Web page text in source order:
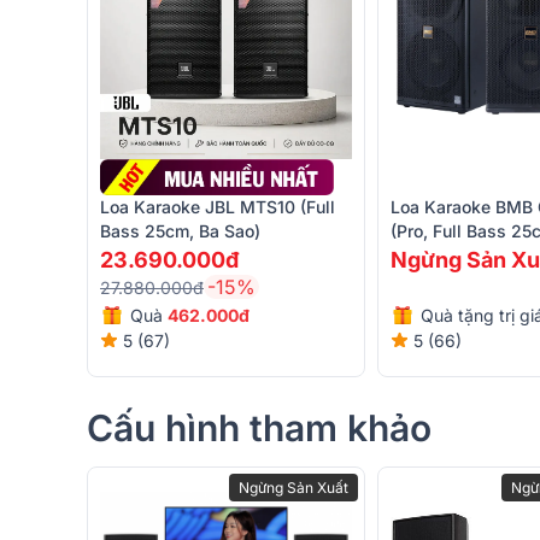
Về vẻ ngoài không thay đổi nhiều, vẫn mang
đến từ thương hiệu RCF. Thùng loa vẫn được làm từ
bóng tinh tế.
Loa Karaoke JBL MTS10 (Full
Bass 25cm, Ba Sao)
23.690.000đ
27.880.000đ -15%
Quà 462.000đ
5 (67)
Loa Karaoke BMB
(Pro, Full Bass
Ngừng Sản
Quà tặng trị
5 (66)
Cấu hình tham khảo
Ngừng Sản Xuất